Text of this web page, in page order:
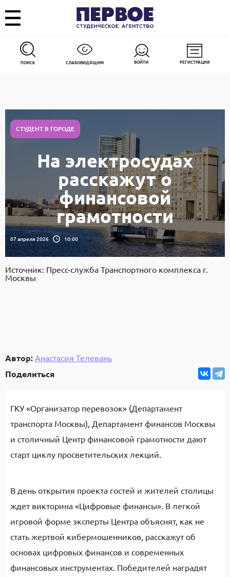
ПОИСК СЛАБОВИДЯЩИМ ВОЙТИ РЕГИСТРАЦИЯ
СТУДЕНТ В ГОРОДЕ
На электросудах
расскажут о
финансовой
грамотности
07 апреля 2026 10:00
Источник: Пресс-служба Транспортного комплекса г.
Москвы
Автор: Анастасия Телевань
Поделиться
ГКУ «Организатор перевозок» (Департамент
транспорта Москвы), Департамент финансов Москвы
и столичный Центр финансовой грамотности дают
старт циклу просветительских лекций.
В день открытия проекта гостей и жителей столицы
ждет викторина «Цифровые финансы». В легкой
игровой форме эксперты Центра объяснят, как не
стать жертвой кибермошенников, расскажут об
основах цифровых финансов и современных
финансовых инструментах. Победителей наградят